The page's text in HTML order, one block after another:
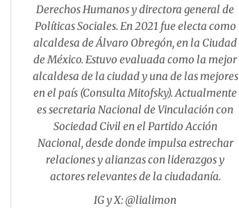
Derechos Humanos y directora general de
Políticas Sociales. En 2021 fue electa como
alcaldesa de Álvaro Obregón, en la Ciudad
de México. Estuvo evaluada como la mejor
alcaldesa de la ciudad y una de las mejores
en el país (Consulta Mitofsky). Actualmente
es secretaria Nacional de Vinculación con
Sociedad Civil en el Partido Acción
Nacional, desde donde impulsa estrechar
relaciones y alianzas con liderazgos y
actores relevantes de la ciudadanía.
IG y X: @lialimon